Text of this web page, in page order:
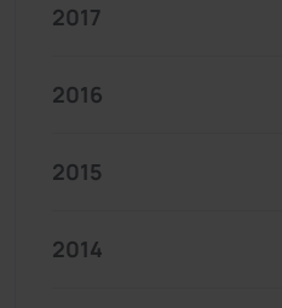
2017
2016
2015
2014